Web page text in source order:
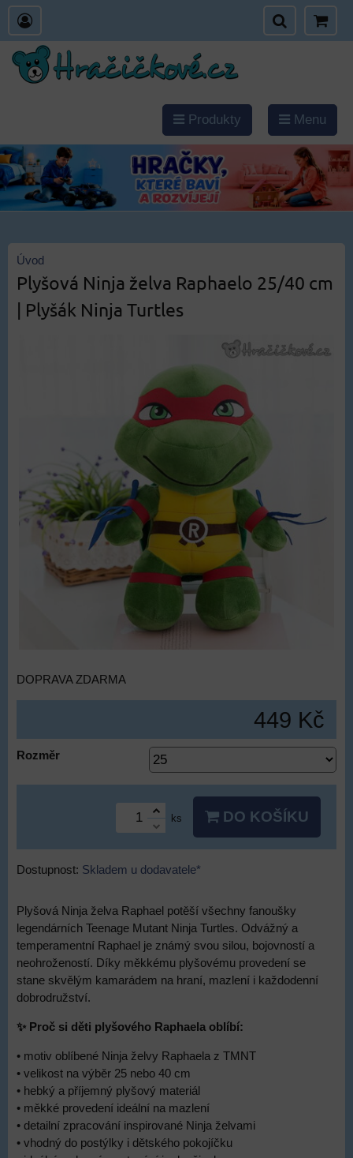
Produkty Menu
Úvod
Plyšová Ninja želva Raphaelo 25/40 cm
| Plyšák Ninja Turtles
DOPRAVA ZDARMA
449 Kč
Rozměr
ks DO KOŠÍKU
Dostupnost: Skladem u dodavatele*
Plyšová Ninja želva Raphael potěší všechny fanoušky
legendárních Teenage Mutant Ninja Turtles. Odvážný a
temperamentní Raphael je známý svou silou, bojovností a
neohrožeností. Díky měkkému plyšovému provedení se
stane skvělým kamarádem na hraní, mazlení i každodenní
dobrodružství.
✨ Proč si děti plyšového Raphaela oblíbí:
• motiv oblíbené Ninja želvy Raphaela z TMNT
• velikost na výběr 25 nebo 40 cm
• hebký a příjemný plyšový materiál
• měkké provedení ideální na mazlení
• detailní zpracování inspirované Ninja želvami
• vhodný do postýlky i dětského pokojíčku